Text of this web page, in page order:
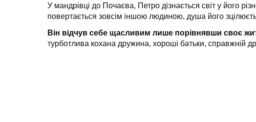
У мандрівці до Почаєва, Петро дізнається світ у його
повертається зовсім іншою людиною, душа його
Він відчув себе щасливим лише порівнявши своє
турботлива кохана дружина, хороші батьки, справжній